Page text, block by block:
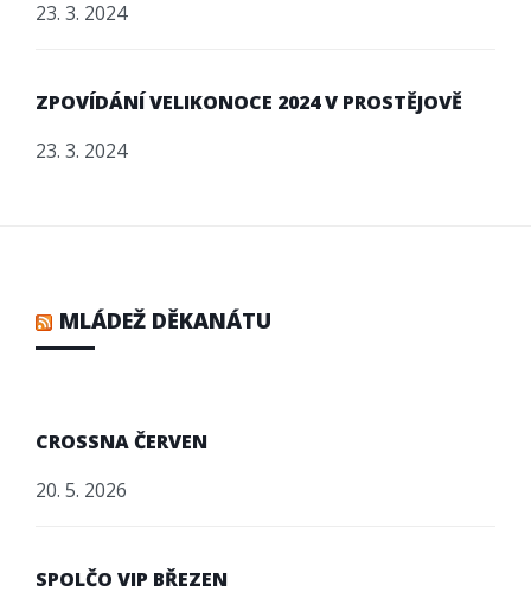
23. 3. 2024
ZPOVÍDÁNÍ VELIKONOCE 2024 V PROSTĚJOVĚ
23. 3. 2024
MLÁDEŽ DĚKANÁTU
CROSSNA ČERVEN
20. 5. 2026
SPOLČO VIP BŘEZEN